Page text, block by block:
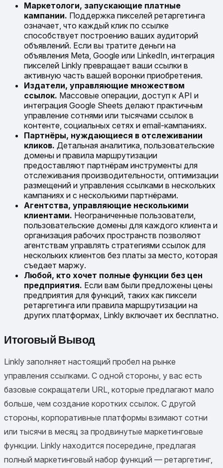
Маркетологи, запускающие платные
кампании. Поддержка пикселей ретаргетинга
означает, что каждый клик по ссылке
способствует построению ваших аудиторий
объявлений. Если вы тратите деньги на
объявления Meta, Google или LinkedIn, интеграция
пикселей Linkly превращает ваши ссылки в
активную часть вашей воронки приобретения.
Издатели, управляющие множеством
ссылок. Массовые операции, доступ к API и
интеграция Google Sheets делают практичным
управление сотнями или тысячами ссылок в
контенте, социальных сетях и email-кампаниях.
Партнёры, нуждающиеся в отслеживании
кликов. Детальная аналитика, пользовательские
домены и правила маршрутизации
предоставляют партнёрам инструменты для
отслеживания производительности, оптимизации
размещений и управления ссылками в нескольких
кампаниях и с несколькими партнёрами.
Агентства, управляющие несколькими
клиентами. Неограниченные пользователи,
пользовательские домены для каждого клиента и
организация рабочих пространств позволяют
агентствам управлять стратегиями ссылок для
нескольких клиентов без платы за место, которая
съедает маржу.
Любой, кто хочет полные функции без цен
предприятия. Если вам были предложены цены
предприятия для функций, таких как пиксели
ретаргетинга или правила маршрутизации на
других платформах, Linkly включает их бесплатно.
Итоговый Вывод
Linkly заполняет настоящий пробел на рынке
управления ссылками. С одной стороны, у вас есть
базовые сокращатели URL, которые предлагают мало
больше, чем создание коротких ссылок. С другой
стороны, корпоративные платформы взимают сотни
или тысячи в месяц за продвинутые маркетинговые
функции. Linkly находится посередине, предлагая
полный маркетинговый набор функций — ретаргетинг,